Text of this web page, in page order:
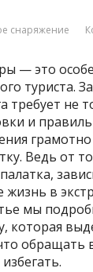
снаряжение
— это
туриста.
требует не
и
Ведь от
жизнь в
мы
которая
обращать